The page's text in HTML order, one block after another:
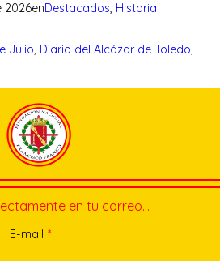
2026enDestacados, Historia
Julio, Diario del Alcázar de Toledo
en tu correo…
E-mail *